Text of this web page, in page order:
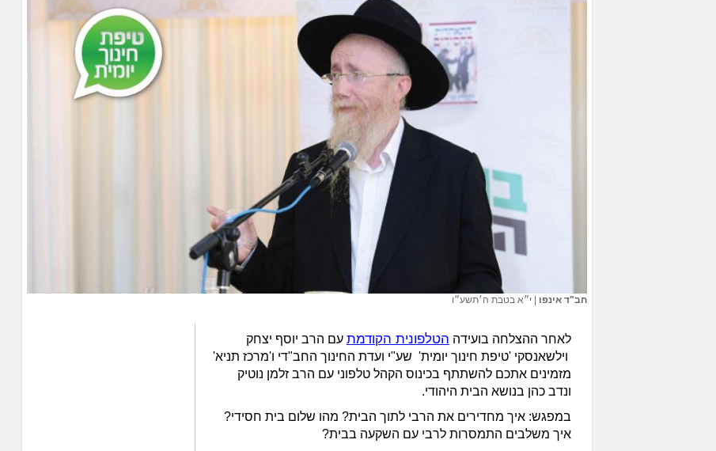
חב"ד אינפו | י״א בטבת ה׳תשע״ו
לאחר ההצלחה בועידה הטלפונית הקודמת עם הרב יוסף יצחק
וילשאנסקי 'טיפת חינוך יומית' שע"י ועדת החינוך החב"די ו'מרכז תניא'
מזמינים אתכם להשתתף בכינוס הקהל טלפוני עם הרב זלמן נוטיק
ונדב כהן בנושא הבית היהודי.
במפגש: איך מחדירים את הרבי לתוך הבית? מהו שלום בית חסידי?
איך משלבים התמסרות לרבי עם השקעה בבית?